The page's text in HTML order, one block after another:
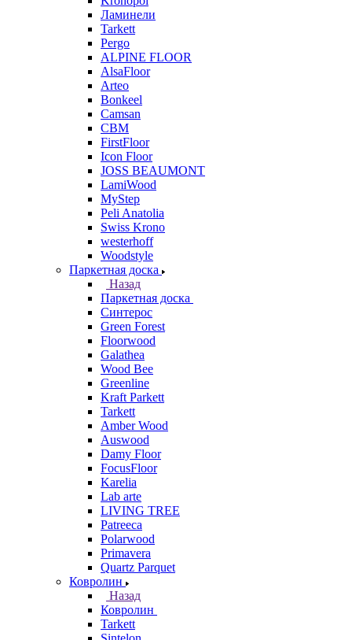
Ламинели
Tarkett
Pergo
ALPINE FLOOR
AlsaFloor
Arteo
Bonkeel
Camsan
CBM
FirstFloor
Icon Floor
JOSS BEAUMONT
LamiWood
MyStep
Peli Anatolia
Swiss Krono
westerhoff
Woodstyle
Паркетная доска
Назад
Паркетная доска
Синтерос
Green Forest
Floorwood
Galathea
Wood Bee
Greenline
Kraft Parkett
Tarkett
Amber Wood
Auswood
Damy Floor
FocusFloor
Karelia
Lab arte
LIVING TREE
Patreeca
Polarwood
Primavera
Quartz Parquet
Ковролин
Назад
Ковролин
Tarkett